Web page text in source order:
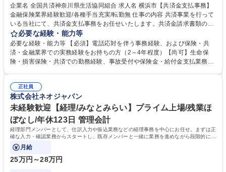
企業名 全国共済神奈川県生活協同組合 求人名 横浜市【共済金支払事務】
金融保険業界経験歓迎/各種手当充実/転勤無 仕事の内容 共済事業を行って
いる当社にて、共済金支払事務をお任せいたします。共済金請求書類の受
付・内容確認・審査・データ入力のほか、加入者様や医療機関等からの問
い合わせ電話対応や書類発送等を担当します。 ■共済金請求書類の受付、
内容確認、および共済金支払に関する審査・事務処理業務全般を担当 ■専
用システムへのデータ入力、各種必要書類の作成・発送作業 ■加入者様や
指定する業務 募集職種 横浜市【共済金支払事務】金融保険業界経験歓迎/
各種手当充実/転勤無
必要な経験・能力等
必要な経験・能力等 【必須】電話応対を伴う事務経験、および保険・共
済・金融業界での実務経験をお持ちの方（2～4年程度）【尚可】生命保
険・損害保険・共済での勤務経験、事故受付や保険金・給付金支払業務経
務へのキャリアチェンジ希望者も大歓迎です！ 学歴・資格 学歴：大学院
大学 高専 短大 専修学校 高校 語学力： 資格：
正社員
株式会社ネオジャパン
未経験歓迎【経理/みなとみらい】プライム上場/残業ほ
ぼなし/年休123日 管理会計
経理部門メンバーとして、仕訳入力や振込業務などの経理事務を中心にお任せ。まずは正
確な入力・確認業務からスタートし、既存メンバーと一緒に業務を進めながら段階的に経
理知識を身につけていただきます。
月給
25万円～28万円